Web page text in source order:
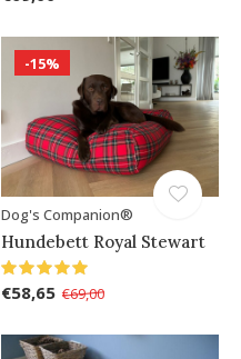
-15%
Dog's Companion®
Hundebett Royal Stewart
€58,65 €69,00